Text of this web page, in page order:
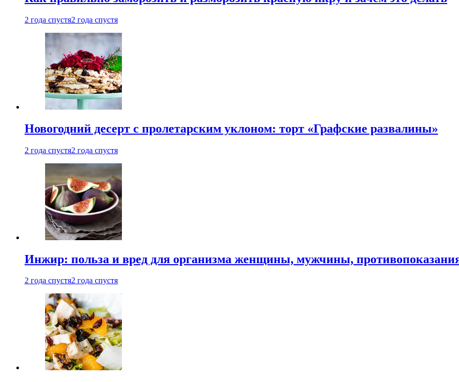
2 года спустя2 года спустя
Новогодний десерт с пролетарским уклоном: торт «Графские развалины»
2 года спустя2 года спустя
Инжир: польза и вред для организма женщины, мужчины,
2 года спустя2 года спустя